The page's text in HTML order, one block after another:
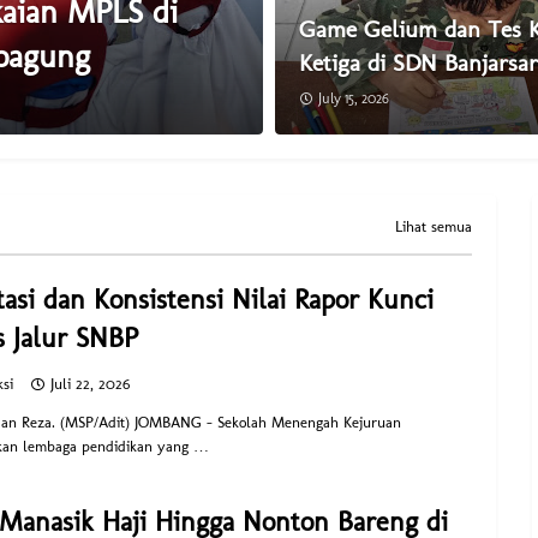
MPLS di
Game Gelium dan Tes
Ketiga di SDN
July 15, 2026
Lihat semua
dan Konsistensi Nilai Rapor Kunci
Jalur SNBP
Juli 22, 2026
Reza. (MSP/Adit) JOMBANG – Sekolah Menengah Kejuruan
lembaga pendidikan yang …
Haji Hingga Nonton Bareng di